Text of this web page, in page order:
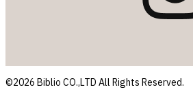
©2026 Biblio CO.,LTD All Rights Reserved.